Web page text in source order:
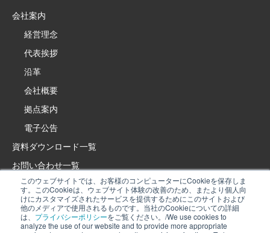
このウェブサイトでは、お客様のコンピューターにCookieを保存しま
す。このCookieは、ウェブサイト体験の改善のため、またより個人向
けにカスタマイズされたサービスを提供するためにこのサイトおよび
他のメディアで使用されるものです。当社のCookieについての詳細
は、 プライバシーポリシーをご覧ください。/We use cookies to
analyze the use of our website and to provide more appropriate
会社案内
経営理念
代表挨拶
沿革
会社概要
拠点案内
電子公告
資料ダウンロード一覧
お問い合わせ一覧
製品・サービスサイト
イプロス特設サイト
採用情報